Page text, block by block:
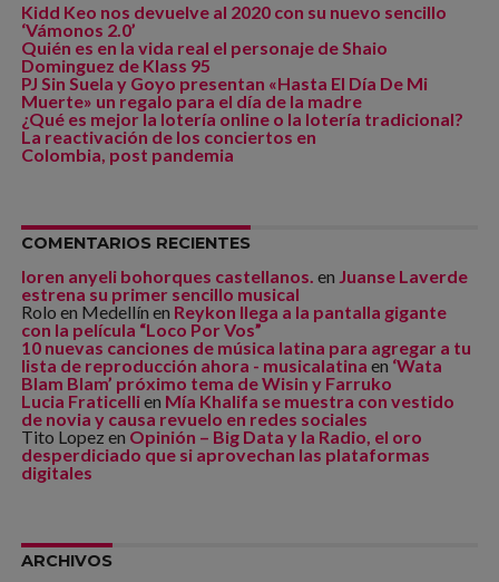
Kidd Keo nos devuelve al 2020 con su nuevo sencillo
‘Vámonos 2.0’
Quién es en la vida real el personaje de Shaio
Dominguez de Klass 95
PJ Sin Suela y Goyo presentan «Hasta El Día De Mi
Muerte» un regalo para el día de la madre
¿Qué es mejor la lotería online o la lotería tradicional?
La reactivación de los conciertos en
Colombia, post pandemia
COMENTARIOS RECIENTES
loren anyeli bohorques castellanos. en Juanse Laverde
estrena su primer sencillo musical
Rolo en Medellín en Reykon llega a la pantalla gigante
con la película “Loco Por Vos”
10 nuevas canciones de música latina para agregar a tu
lista de reproducción ahora - musicalatina en ‘Wata
Blam Blam’ próximo tema de Wisin y Farruko
Lucia Fraticellien Mía Khalifa se muestra con vestido
de novia y causa revuelo en redes sociales
Tito Lopez en Opinión – Big Data y la Radio, el oro
desperdiciado que si aprovechan las plataformas
digitales
ARCHIVOS